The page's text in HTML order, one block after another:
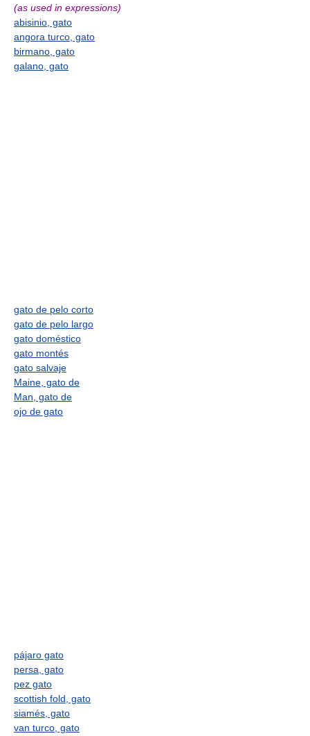
(as used in expressions)
abisinio, gato
angora turco, gato
birmano, gato
galano, gato
gato de pelo corto
gato de pelo largo
gato doméstico
gato montés
gato salvaje
Maine, gato de
Man, gato de
ojo de gato
pájaro gato
persa, gato
pez gato
scottish fold, gato
siamés, gato
van turco, gato